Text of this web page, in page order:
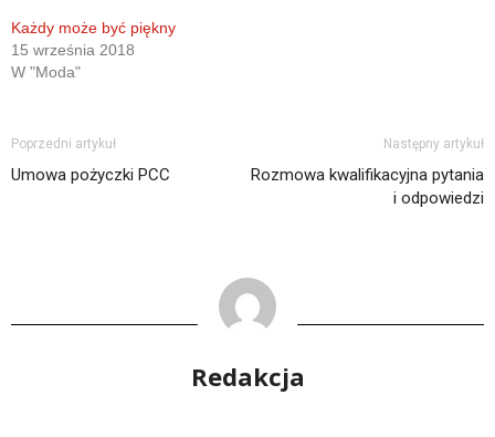
Każdy może być piękny
15 września 2018
W "Moda"
Poprzedni artykuł
Umowa pożyczki PCC
Następny artykuł
Rozmowa kwalifikacyjna pytania
i odpowiedzi
Redakcja